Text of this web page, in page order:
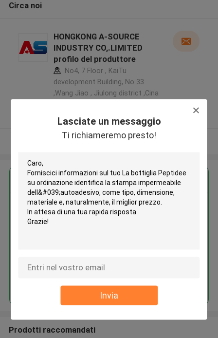
Lasciate un messaggio
Ti richiameremo presto!
Invia
Circa noi
HONGKONG A-SOURCE
INDUSTRY CO,.LIMITED
profilo del produttore
No4, 7 Floor , KaiTu
development Building, No 33
,Wang Jiao , Jiulong district ,Cina
Fornitore verificato
Osservi più
Ottieni il miglior prezzo per
La bottiglia Peptidee su
ordinazione identifica la stampa
Prodotti raccomandati